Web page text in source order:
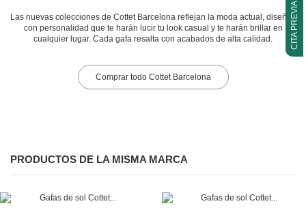
CITA PREVIA
Las nuevas colecciones de Cottet Barcelona reflejan la moda actual, diseños
con personalidad que te harán lucir tu look casual y te harán brillar en
cualquier lugar. Cada gafa resalta con acabados de alta calidad.
Comprar todo Cottet Barcelona
PRODUCTOS DE LA MISMA MARCA